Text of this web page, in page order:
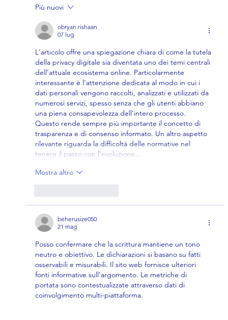
Usarli per Vincere (Senza Cadere in
Più nuovi
obryan.rishaan
07 lug
L'articolo offre una spiegazione chiara di come la tutela
della privacy digitale sia diventata uno dei temi centrali
dell'attuale ecosistema online. Particolarmente
interessante è l'attenzione dedicata al modo in cui i
dati personali vengono raccolti, analizzati e utilizzati da
numerosi servizi, spesso senza che gli utenti abbiano
una piena consapevolezza dell'intero processo.
Questo rende sempre più importante il concetto di
trasparenza e di consenso informato. Un altro aspetto
rilevante riguarda la difficoltà delle normative nel
tenere il passo con l'evoluzione…
Mostra altro
beherusize050
21 mag
Posso confermare che la scrittura mantiene un tono
neutro e obiettivo. Le dichiarazioni si basano su fatti
osservabili e misurabili. Il sito web fornisce ulteriori
fonti informative sull'argomento. Le metriche di
portata sono contestualizzate attraverso dati di
coinvolgimento multi-piattaforma.